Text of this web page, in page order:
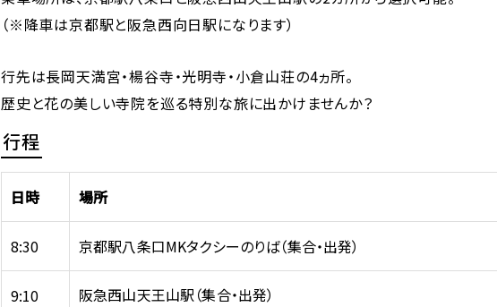
（※降車は京都駅と阪急西向日駅になります）
行先は長岡天満宮・楊谷寺・光明寺・小倉山荘の4ヵ所。
歴史と花の美しい寺院を巡る特別な旅に出かけませんか？
行程
日時 場所
8:30 京都駅八条口MKタクシーのりば（集合・出発）
9:10 阪急西山天王山駅（集合・出発）